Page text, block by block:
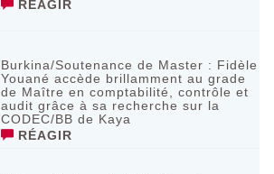
RÉAGIR
Burkina/Soutenance de Master : Fidèle
Youané accède brillamment au grade
de Maître en comptabilité, contrôle et
audit grâce à sa recherche sur la
CODEC/BB de Kaya
RÉAGIR